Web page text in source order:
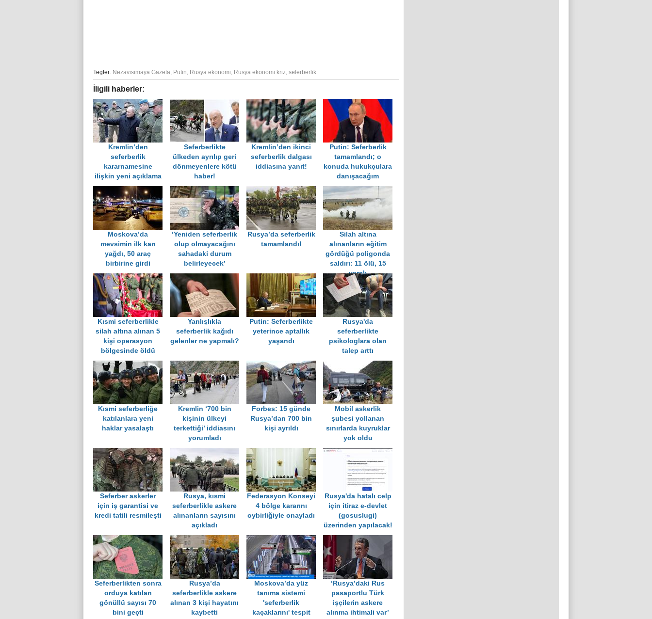
Tegler: Nezavisimaya Gazeta, Putin, Rusya ekonomi, Rusya ekonomi kriz, seferberlik
İligili haberler:
Kremlin’den
seferberlik
kararnamesine
ilişkin yeni açıklama
Seferberlikte
ülkeden ayrılıp geri
dönmeyenlere kötü
haber!
Kremlin’den ikinci
seferberlik dalgası
iddiasına yanıt!
Putin: Seferberlik
tamamlandı; o
konuda hukukçulara
danışacağım
Moskova’da
mevsimin ilk karı
yağdı, 50 araç
birbirine girdi
‘Yeniden seferberlik
olup olmayacağını
sahadaki durum
belirleyecek’
Rusya’da seferberlik
tamamlandı!
Silah altına
alınanların eğitim
gördüğü poligonda
saldırı: 11 ölü, 15
yaralı
Kısmi seferberlikle
silah altına alınan 5
kişi operasyon
bölgesinde öldü
Yanlışlıkla
seferberlik kağıdı
gelenler ne yapmalı?
Putin: Seferberlikte
yeterince aptallık
yaşandı
Rusya'da
seferberlikte
psikologlara olan
talep arttı
Kısmi seferberliğe
katılanlara yeni
haklar yasalaştı
Kremlin ‘700 bin
kişinin ülkeyi
terkettiği’ iddiasını
yorumladı
Forbes: 15 günde
Rusya’dan 700 bin
kişi ayrıldı
Mobil askerlik
şubesi yollanan
sınırlarda kuyruklar
yok oldu
Seferber askerler
için iş garantisi ve
kredi tatili resmileşti
Rusya, kısmi
seferberlikle askere
alınanların sayısını
açıkladı
Federasyon Konseyi
4 bölge kararını
oybirliğiyle onayladı
Rusya'da hatalı celp
için itiraz e-devlet
(gosuslugi)
üzerinden yapılacak!
Seferberlikten sonra
orduya katılan
gönüllü sayısı 70
bini geçti
Rusya’da
seferberlikle askere
alınan 3 kişi hayatını
kaybetti
Moskova’da yüz
tanıma sistemi
'seferberlik
kaçaklarını' tespit
‘Rusya’daki Rus
pasaportlu Türk
işçilerin askere
alınma ihtimali var’